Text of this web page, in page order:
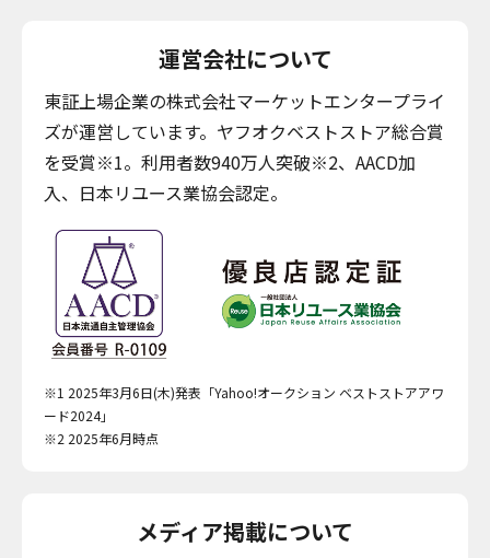
運営会社について
東証上場企業の株式会社マーケットエンタープライ
ズが運営しています。ヤフオクベストストア総合賞
を受賞※1。利用者数940万人突破※2、AACD加
入、日本リユース業協会認定。
※1 2025年3月6日(木)発表「Yahoo!オークション ベストストアアワ
ード2024」
※2 2025年6月時点
メディア掲載について